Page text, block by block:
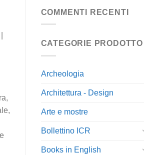
COMMENTI RECENTI
CATEGORIE PRODOTTO
Archeologia
Architettura - Design
Arte e mostre
Bollettino ICR
Books in English